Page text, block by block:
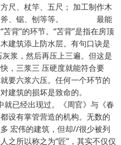
尺、杖竿、五尺； 加工制作木
、斧、锯、刨等等。 最能
背”的环节。“苫背”是指在房顶
建筑添上防水层。有句口诀是
浆，然后再压上三遍。但这是
，三浆三 压硬度就能符合要
要六浆六压。任何一个环节的
对建筑的损坏是致命的。
就已经出现过。《周官》与《春
设有掌管营造的机构。无数的
宏伟的建筑，但却//很少被列
所以称之为“匠”，其实不仅仅